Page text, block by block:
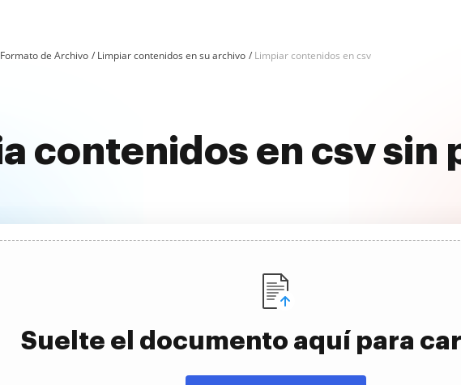
de Archivo Limpiar contenidos en su archivo Limpiar contenidos en csv
contenidos en csv sin
Suelte el documento aquí para